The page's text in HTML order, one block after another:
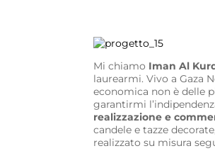
Mi chiamo Iman Al
laurearmi. Vivo a Gaza
economica non è delle
garantirmi
realizzazione e
candele e tazze
realizzato su misura